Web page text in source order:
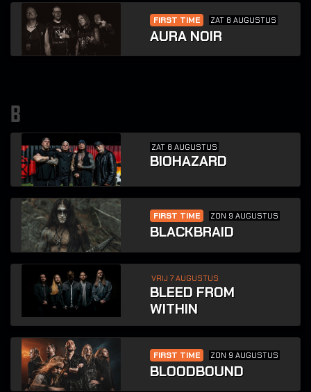
FIRST TIME ZAT 8 AUGUSTUS
AURA NOIR
b
ZAT 8 AUGUSTUS
BIOHAZARD
FIRST TIME ZON 9 AUGUSTUS
BLACKBRAID
VRIJ 7 AUGUSTUS
BLEED FROM
WITHIN
FIRST TIME ZON 9 AUGUSTUS
BLOODBOUND